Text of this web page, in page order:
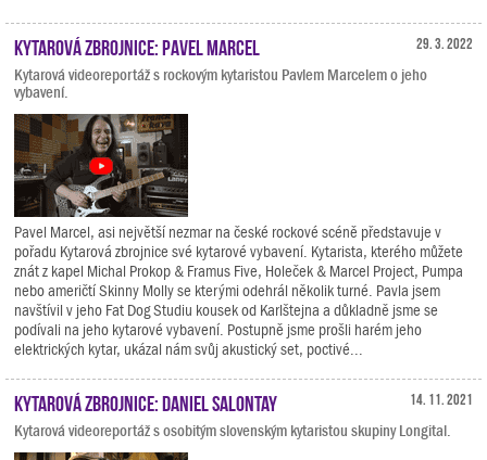
29. 3. 2022
Kytarová zbrojnice: Pavel Marcel
Kytarová videoreportáž s rockovým kytaristou Pavlem Marcelem o jeho
vybavení.
Pavel Marcel, asi největší nezmar na české rockové scéně představuje v
pořadu Kytarová zbrojnice své kytarové vybavení. Kytarista, kterého můžete
znát z kapel Michal Prokop & Framus Five, Holeček & Marcel Project, Pumpa
nebo američtí Skinny Molly se kterými odehrál několik turné. Pavla jsem
navštívil v jeho Fat Dog Studiu kousek od Karlštejna a důkladně jsme se
podívali na jeho kytarové vybavení. Postupně jsme prošli harém jeho
elektrických kytar, ukázal nám svůj akustický set, poctivé...
14. 11. 2021
Kytarová zbrojnice: Daniel Salontay
Kytarová videoreportáž s osobitým slovenským kytaristou skupiny Longital.